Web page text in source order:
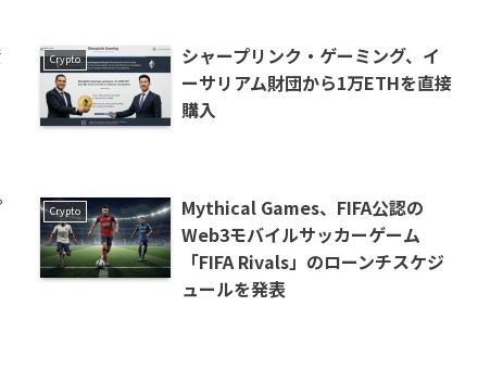
Crypto
シャープリンク・ゲーミング、イ
ーサリアム財団から1万ETHを直接
購入
Crypto
Mythical Games、FIFA公認の
Web3モバイルサッカーゲーム
「FIFA Rivals」のローンチスケジ
ュールを発表